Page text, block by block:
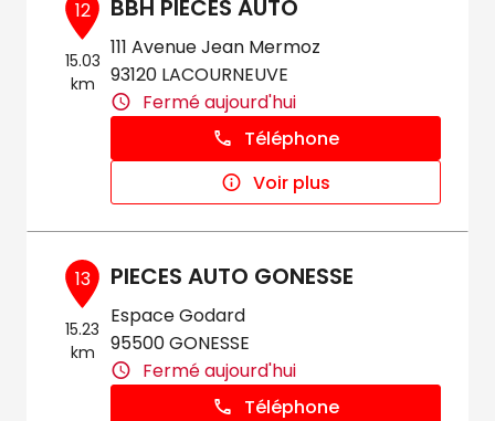
12
15.03
km
BBH PIECES AUTO
111 Avenue Jean Mermoz
93120 LACOURNEUVE
Fermé aujourd'hui
Téléphone
Voir plus
13
15.23
km
PIECES AUTO GONESSE
Espace Godard
95500 GONESSE
Fermé aujourd'hui
Téléphone